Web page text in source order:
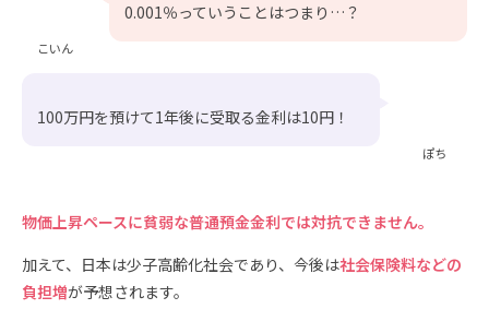
こいん
0.001％っていうことはつまり…？
ぽち
100万円を預けて1年後に受取る金利は10円！
物価上昇ペースに貧弱な普通預金金利では対抗できません。
加えて、日本は少子高齢化社会であり、今後は社会保険料などの
負担増が予想されます。